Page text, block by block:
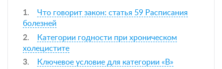
Что говорит закон: статья 59 Расписания
болезней
Категории годности при хроническом
холецистите
Ключевое условие для категории «В»